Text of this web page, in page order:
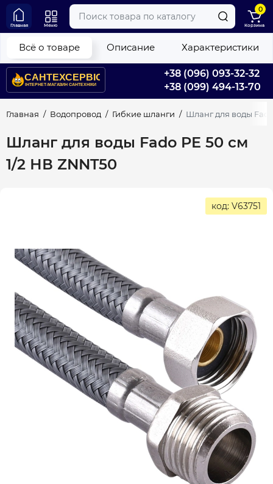
+38 (096) 093-32-32
+38 (099) 494-13-70
Главная Меню
0
Корзина
Главная Водопровод Гибкие шланги Шланг для воды
Шланг для воды Fado PE 50 см
1/2 НВ ZNNT50
Всё о товаре Описание Характеристики
код: V63751